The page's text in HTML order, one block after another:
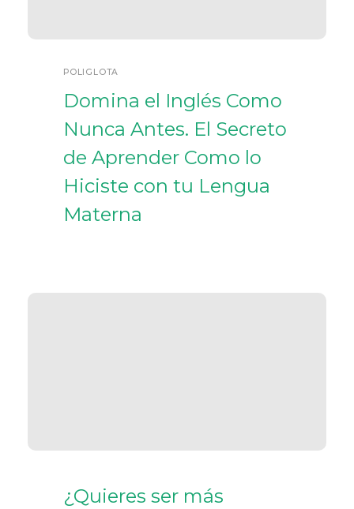
POLIGLOTA
Domina el Inglés Como
Nunca Antes. El Secreto
de Aprender Como lo
Hiciste con tu Lengua
Materna
¿Quieres ser más